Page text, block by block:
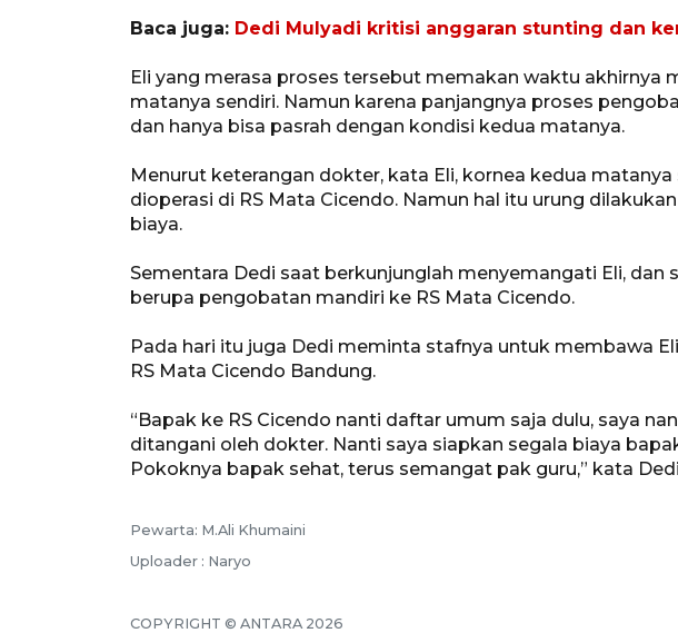
Baca juga: Dedi Mulyadi kritisi anggaran stunting dan
Eli yang merasa proses tersebut memakan waktu akhirnya
matanya sendiri. Namun karena panjangnya proses
dan hanya bisa pasrah dengan kondisi kedua matanya.
Menurut keterangan dokter, kata Eli, kornea kedua
dioperasi di RS Mata Cicendo. Namun hal itu urung
biaya.
Sementara Dedi saat berkunjunglah menyemangati Eli, dan
berupa pengobatan mandiri ke RS Mata Cicendo.
Pada hari itu juga Dedi meminta stafnya untuk membawa
RS Mata Cicendo Bandung.
“Bapak ke RS Cicendo nanti daftar umum saja dulu, saya
ditangani oleh dokter. Nanti saya siapkan segala biaya
Pokoknya bapak sehat, terus semangat pak guru,” kata
Pewarta: M.Ali Khumaini
Uploader : Naryo
COPYRIGHT © ANTARA 2026
12 Juni
1 Juni